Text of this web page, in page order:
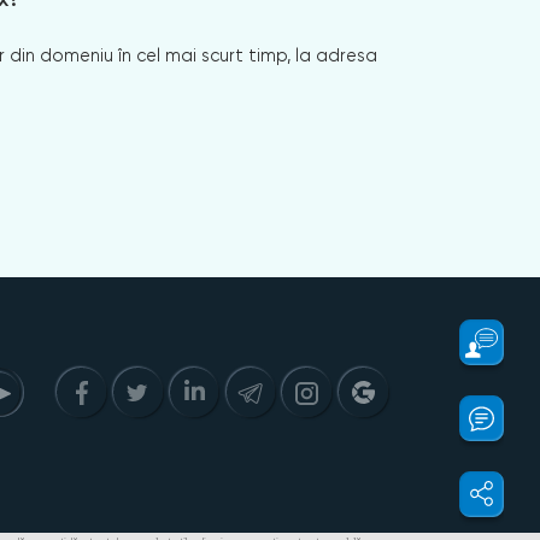
domeniu în cel mai scurt timp, la adresa